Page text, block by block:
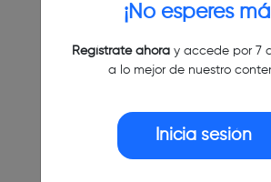
¡No esperes
Regístrate ahoray accede por 7
a lo mejor de nuestro
Inicia sesión